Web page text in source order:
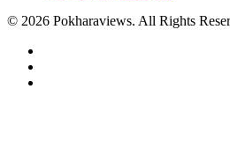
© 2026 Pokharaviews. All Rights